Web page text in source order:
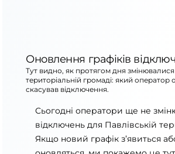
Оновлення графіків
Тут видно, як протягом дня змінювалися
територіальній громаді: який
скасував відключення.
Сьогодні оператори ще не
відключень для Павлівській
Якщо новий графік з’явиться